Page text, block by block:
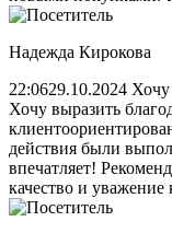
Надежда Кирокова
22:0629.10.2024 Хочу
Хочу выразить
действия были
впечатляет!
качество и